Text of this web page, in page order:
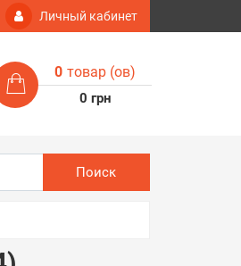
Личный кабинет
0 товар (ов)
0 грн
Поиск